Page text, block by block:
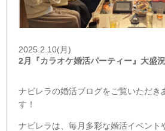
2025.2.10(月)
2月『カラオケ婚活パーティー』大盛
ナビレラの婚活ブログをご覧いただき
す！
ナビレラは、毎月多彩な婚活イベント